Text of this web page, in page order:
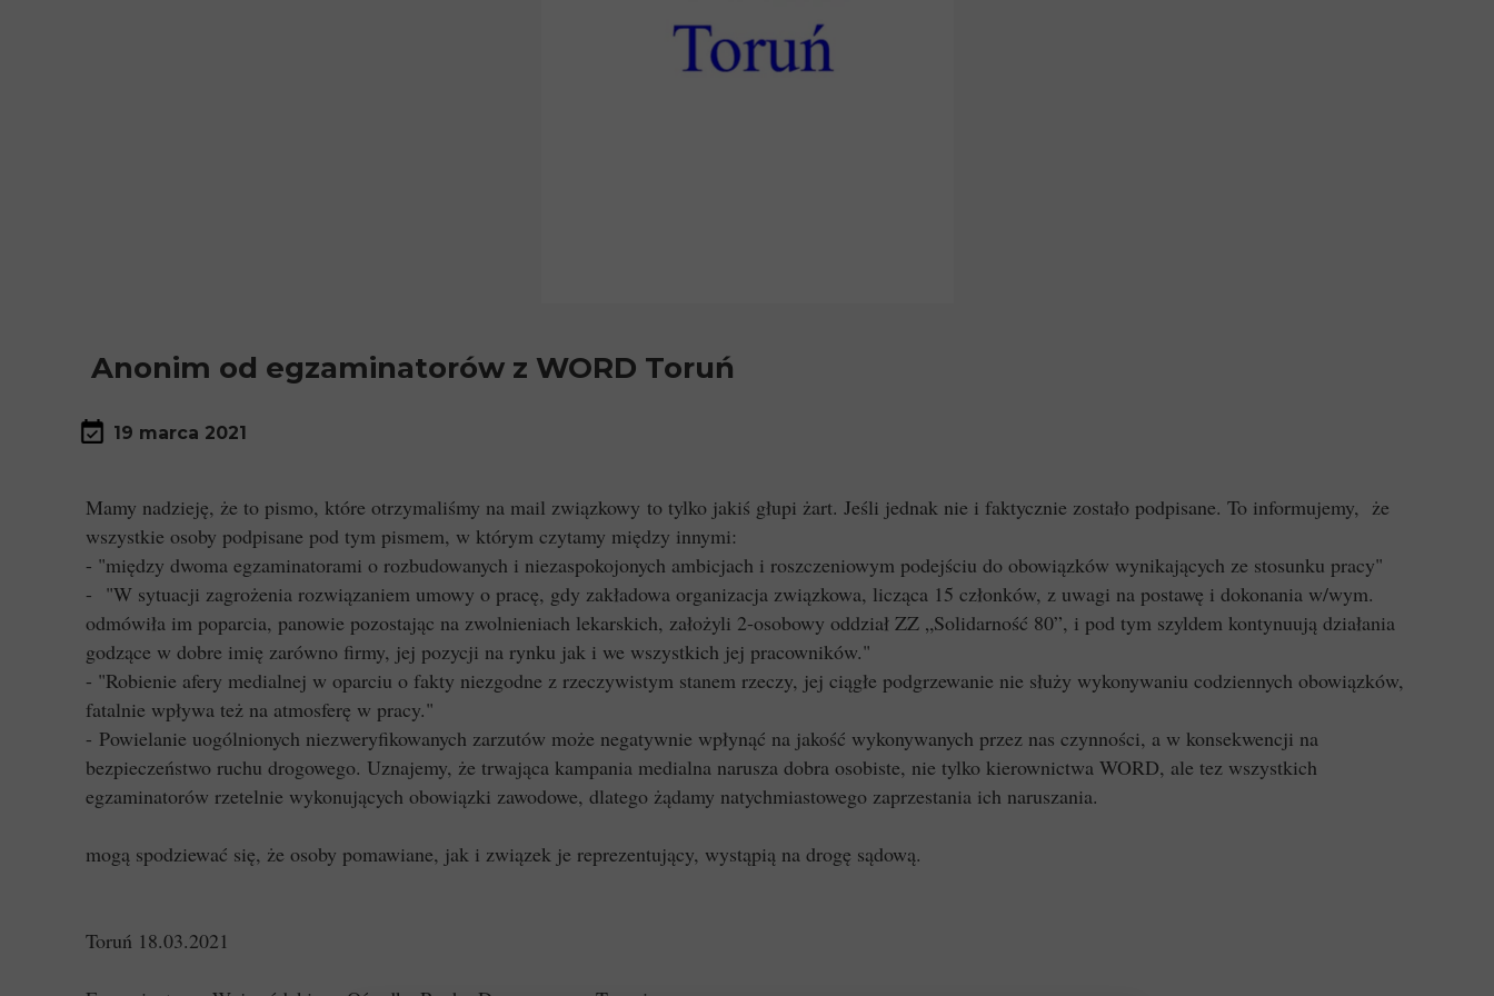
19 marca 2021
Mamy nadzieję, że to pismo, które otrzymaliśmy na mail związkowy to tylko jakiś głupi żart. Jeśli jednak nie i faktycznie zostało podpisane. To informujemy, że
wszystkie osoby podpisane pod tym pismem, w którym czytamy między innymi:
- "między dwoma egzaminatorami o rozbudowanych i niezaspokojonych ambicjach i roszczeniowym podejściu do obowiązków wynikających ze stosunku pracy"
- "W sytuacji zagrożenia rozwiązaniem umowy o pracę, gdy zakładowa organizacja związkowa, licząca 15 członków, z uwagi na postawę i dokonania w/wym.
odmówiła im poparcia, panowie pozostając na zwolnieniach lekarskich, założyli 2-osobowy oddział ZZ „Solidarność 80”, i pod tym szyldem kontynuują działania
godzące w dobre imię zarówno firmy, jej pozycji na rynku jak i we wszystkich jej pracowników."
- "Robienie afery medialnej w oparciu o fakty niezgodne z rzeczywistym stanem rzeczy, jej ciągłe podgrzewanie nie służy wykonywaniu codziennych obowiązków,
fatalnie wpływa też na atmosferę w pracy."
- Powielanie uogólnionych niezweryfikowanych zarzutów może negatywnie wpłynąć na jakość wykonywanych przez nas czynności, a w konsekwencji na
bezpieczeństwo ruchu drogowego. Uznajemy, że trwająca kampania medialna narusza dobra osobiste, nie tylko kierownictwa WORD, ale tez wszystkich
egzaminatorów rzetelnie wykonujących obowiązki zawodowe, dlatego żądamy natychmiastowego zaprzestania ich naruszania.
mogą spodziewać się, że osoby pomawiane, jak i związek je reprezentujący, wystąpią na drogę sądową.
Toruń 18.03.2021
Anonim od egzaminatorów z WORD Toruń